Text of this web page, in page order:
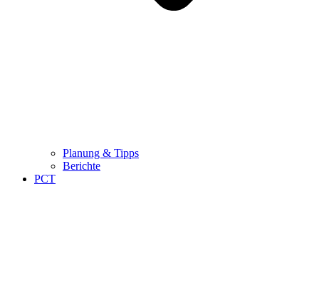
Planung & Tipps
Berichte
PCT